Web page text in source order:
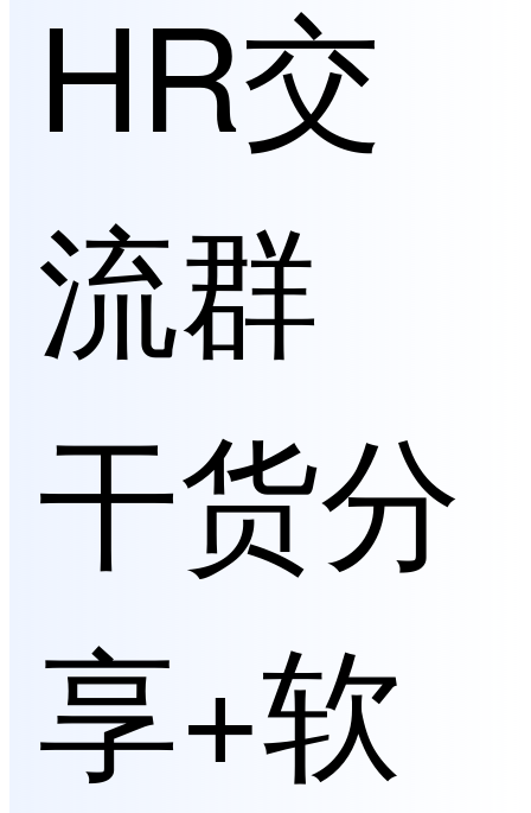
HR交
流群
干货分
享+软